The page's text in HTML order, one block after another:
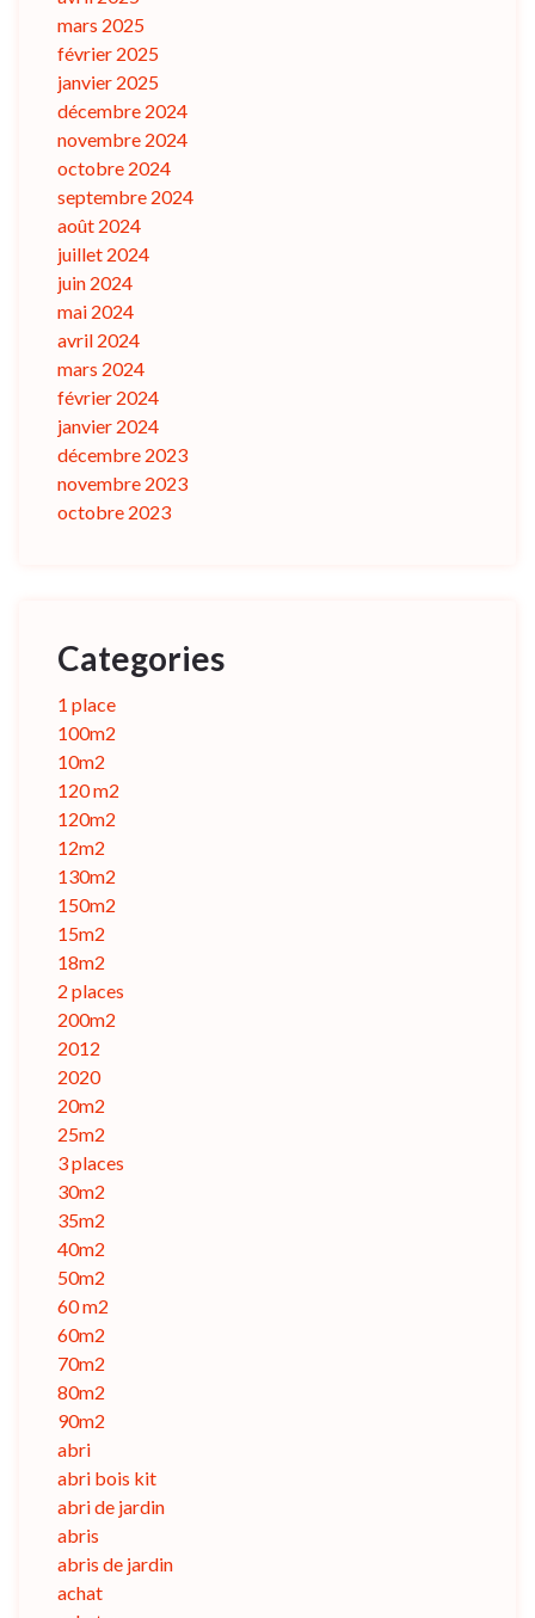
mars 2025
février 2025
janvier 2025
décembre 2024
novembre 2024
octobre 2024
septembre 2024
août 2024
juillet 2024
juin 2024
mai 2024
avril 2024
mars 2024
février 2024
janvier 2024
décembre 2023
novembre 2023
octobre 2023
Categories
1 place
100m2
10m2
120 m2
120m2
12m2
130m2
150m2
15m2
18m2
2 places
200m2
2012
2020
20m2
25m2
3 places
30m2
35m2
40m2
50m2
60 m2
60m2
70m2
80m2
90m2
abri
abri bois kit
abri de jardin
abris
abris de jardin
achat